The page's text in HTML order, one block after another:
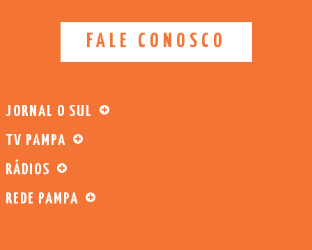
FALE CONOSCO
JORNAL O SUL
TV PAMPA
RÁDIOS
REDE PAMPA